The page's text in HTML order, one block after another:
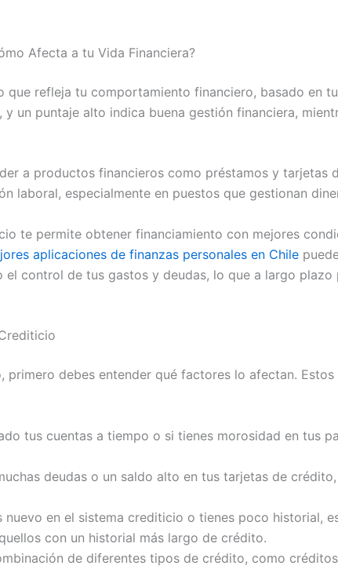
Afecta a tu Vida Financiera?
que refleja tu comportamiento financiero, basado en
y un puntaje alto indica buena gestión financiera,
a productos financieros como préstamos y tarjetas
laboral, especialmente en puestos que gestionan
te permite obtener financiamiento con mejores
aplicaciones de finanzas personales en Chile
control de tus gastos y deudas, lo que a largo
primero debes entender qué factores lo afectan.
tus cuentas a tiempo o si tienes morosidad en tus
deudas o un saldo alto en tus tarjetas de
nuevo en el sistema crediticio o tienes poco historial,
con un historial más largo de crédito.
de diferentes tipos de crédito, como